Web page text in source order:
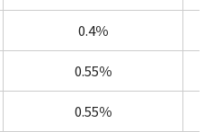
0.4％
0.55％
0.55％